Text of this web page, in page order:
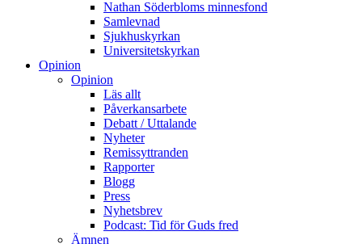
Nathan Söderbloms minnesfond
Samlevnad
Sjukhuskyrkan
Universitetskyrkan
Opinion
Opinion
Läs allt
Påverkansarbete
Debatt / Uttalande
Nyheter
Remissyttranden
Rapporter
Blogg
Press
Nyhetsbrev
Podcast: Tid för Guds fred
Ämnen